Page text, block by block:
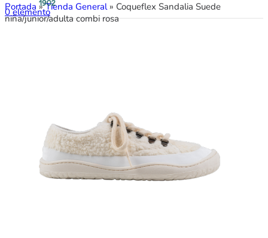
0elemento
Portada »Tienda General» Coqueflex Sandalia Suede
niña/junior/adulta combi rosa